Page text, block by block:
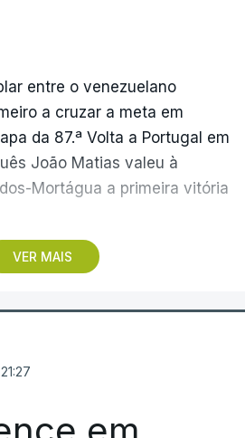
VER MAIS
entre o venezuelano
a cruzar a meta em
da 87.ª Volta a Portugal em
João Matias valeu à
Mortágua a primeira vitória
ao Palácio Nacional de
por Gustavo Veloso
versão nos derradeiros
longa da corrida, marcados
Oliveira (UAE Emirates), no